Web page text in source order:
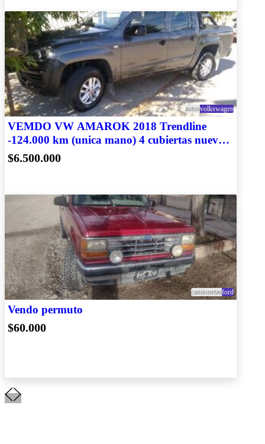
autosvolkswagen
VEMDO VW AMAROK 2018 Trendline
-124.000 km (unica mano) 4 cubiertas nuevas
y accesorios
$6.500.000
camionetasford
Vendo permuto
$60.000